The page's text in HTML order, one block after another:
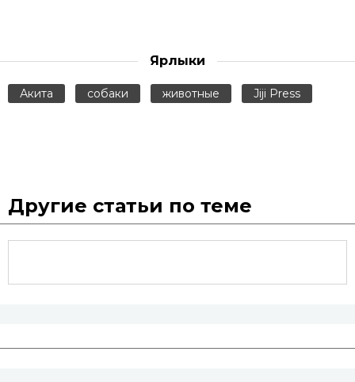
Ярлыки
Акита собаки животные Jiji Press
Другие статьи по теме